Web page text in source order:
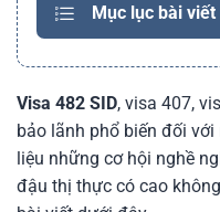
Mục lục bài viết
Visa 482 SID, visa 407,
bảo lãnh phổ biến đối
liệu những cơ hội nghề
đậu thị thực có cao